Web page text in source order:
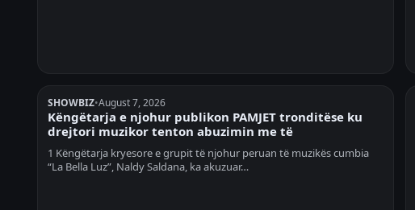
SHOWBIZ•August 7, 2026
Këngëtarja e njohur publikon PAMJET tronditëse ku
drejtori muzikor tenton abuzimin me të
1 Këngëtarja kryesore e grupit të njohur peruan të muzikës cumbia
“La Bella Luz”, Naldy Saldana, ka akuzuar…